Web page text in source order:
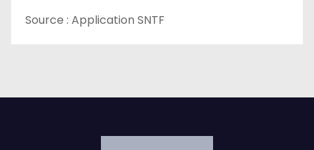
Source : Application SNTF